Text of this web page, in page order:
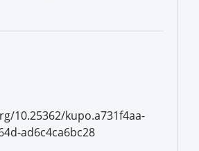
10.25362/kupo.a731f4aa-
ad6c4ca6bc28